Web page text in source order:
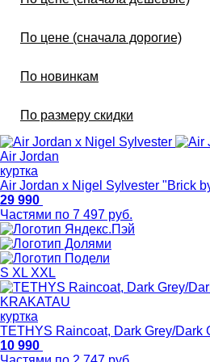
По цене (сначала дорогие)
По новинкам
По размеру скидки
Air Jordan
куртка
Air Jordan x Nigel Sylvester "Brick
29 990
Частями по 7 497 руб.
S XL XXL
KRAKATAU
куртка
TETHYS Raincoat, Dark Grey/Dark
10 990